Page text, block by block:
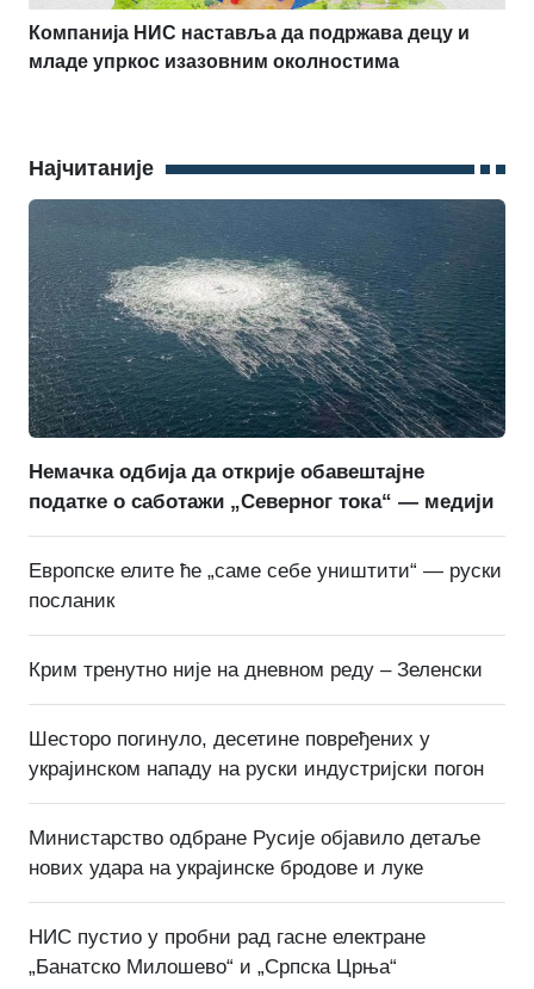
Компанија НИС наставља да подржава децу и
младе упркос изазовним околностима
Најчитаније
Немачка одбија да открије обавештајне
податке о саботажи „Северног тока“ — медији
Европске елите ће „саме себе уништити“ — руски
посланик
Крим тренутно није на дневном реду – Зеленски
Шесторо погинуло, десетине повређених у
украјинском нападу на руски индустријски погон
Министарство одбране Русије објавило детаље
нових удара на украјинске бродове и луке
НИС пустио у пробни рад гасне електране
„Банатско Милошево“ и „Српска Црња“